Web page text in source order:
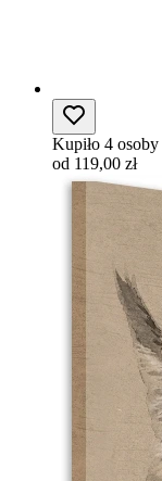
Kupiło 4 osoby
od 119,00 zł